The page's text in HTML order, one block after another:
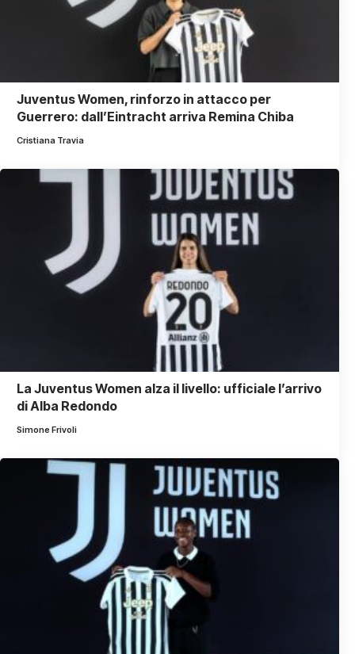
Juventus Women, rinforzo in attacco per
Guerrero: dall’Eintracht arriva Remina Chiba
Cristiana Travia
La Juventus Women alza il livello: ufficiale l’arrivo
di Alba Redondo
Simone Frivoli